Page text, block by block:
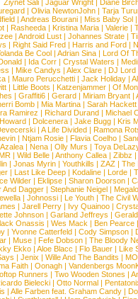
Ziynet Sali |Jaguar Wright
Diane
|Olivia NewtonJohn |Tarja
| Andreas Bourani | Miss Baby Sol
| Rasheeda | Kristina Maria | Valerie |
| Android Lust | Johannes Strate |
| Right Said Fred | Harris and Ford |
Be Cool |Adrian Sina |Lord Of
| Ida Corr |Crystal Waters |
| Mike Candys | Alex Clare | DJ Lord
| Mauro Perucchetti | Jack Holiday |
|Little Boots |Katzenjammer |Of
|Graffiti6 |Gerard |Miriam Bryant |
Bomb | Mia Martina | Sarah Hackett
Ramirez | Richard Durand | Michael
Howard |Dolcenera |Jake Bugg |Kris
|A Life Divided |Ramona
|Ntjam Rosie |Flavia Coelho |
| Nena | Olly Murs | Toya
|Wild Belle |Anthony Callea |Zibbz
| Jonas Myrin | Youthkills | ZAZ | The
|Last Like Deep |Kodaline |Lorde |
Wilder |Eklipse |Sharon Doorson |
And Dagger | Stephanie Neigel |
| Johnossi | Le Youth | The Civil
| Jarell Perry | Ivy Quainoo |
Johnson | Garland Jeffreys |
Onassis | Wes Mack | Ben Pearce
| Yvonne Catterfeld | Cody Simpson |
|Muse |Fefe Dobson |The Bloody
Ekko | Aloe Blacc | Flo Bauer | Like
| Jenix | Wille And The Bandits | MO
Faith |Oonagh |Vandenbergs
Runners |Two Wooden Stones |
Bielecki | Otto Normal |
| Alle Farben feat. Graham Candy |